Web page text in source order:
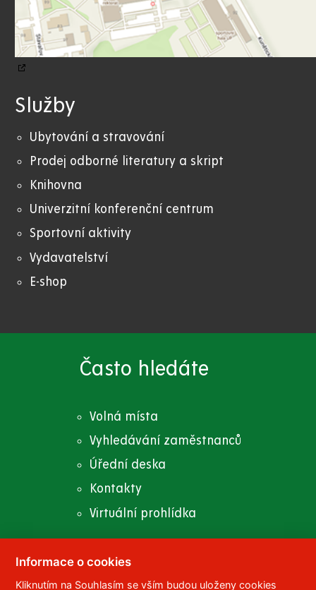
Služby
Ubytování a stravování
Prodej odborné literatury a skript
Knihovna
Univerzitní konferenční centrum
Sportovní aktivity
Vydavatelství
E-shop
Často hledáte
Volná místa
Vyhledávání zaměstnanců
Úřední deska
Kontakty
Virtuální prohlídka
© 2023 Univerzita Pardubice,Studentská 95
Informace o cookies
Kliknutím na Souhlasím se vším budou uloženy cookies